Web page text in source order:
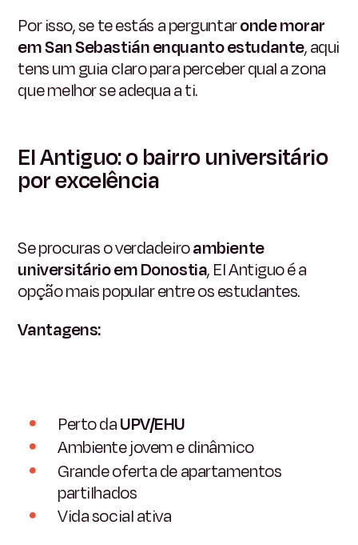
Por isso, se te estás a perguntaronde morar
em San Sebastián enquanto estudante, aqui
tens um guia claro para perceber qual a zona
que melhor se adequa a ti.
El Antiguo: o bairro universitário
por excelência
Se procuras o verdadeiroambiente
universitário em Donostia, El Antiguo é a
opção mais popular entre os estudantes.
Vantagens:
Perto daUPV/EHU
Ambiente jovem e dinâmico
Grande oferta de apartamentos
partilhados
Vida social ativa